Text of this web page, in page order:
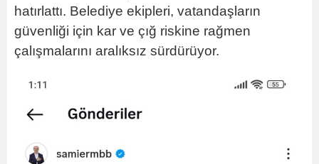
hatırlattı. Belediye ekipleri, vatandaşların
güvenliği için kar ve çığ riskine rağmen
çalışmalarını aralıksız sürdürüyor.